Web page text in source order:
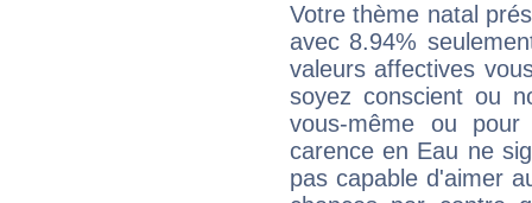
Votre thème natal
avec 8.94%
valeurs affectives
soyez conscient ou
vous-même ou
carence en Eau ne
pas capable d'aimer